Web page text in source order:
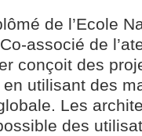
de l’Ecole
associé de
conçoit des
utilisant des
Les
des